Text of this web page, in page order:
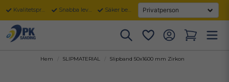
Kvalitetsprodukter Snabba leveranser Säker betalning
Hem SLIPMATERIAL Slipband 50x1600 mm Zirkon